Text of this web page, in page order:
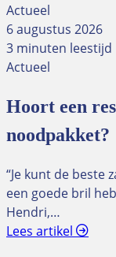
Actueel
6 augustus 2026
3 minuten leestijd
Actueel
Hoort een
noodpakket?
“Je kunt de beste
een goede bril
Hendri,…
Lees artikel